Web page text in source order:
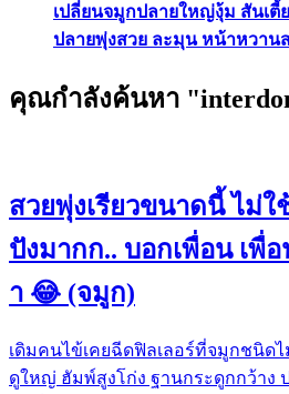
เปลี่ยนจมูกปลายใหญ่งุ้ม สันเตี้
ปลายพุ่งสวย ละมุน หน้าหวาน
คุณกำลังค้นหา
สวยพุ่งเรียวขนาดนี้ ไม่
ปังมากก.. บอกเพื่อน เพื่อ
า 😂 (จมูก)
เดิมคนไข้เคยฉีดฟิลเลอร์ที่จมูกชนิด
ดูใหญ่ ฮัมพ์สูงโก่ง ฐานกระดูกกว้าง